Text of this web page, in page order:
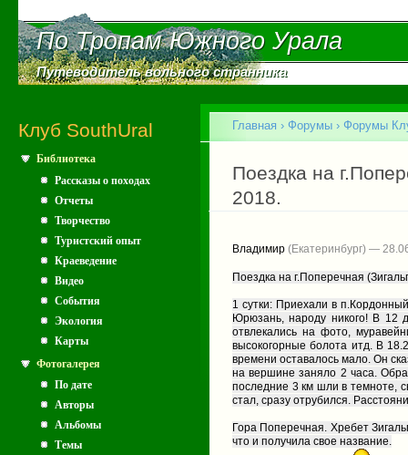
По Тропам Южного Урала
По Тропам Южного Урала
Путеводитель вольного странника
Путеводитель вольного странника
Клуб SouthUral
Библиотека
Рассказы о походах
Отчеты
Творчество
Туристский опыт
Краеведение
Видео
События
Экология
Карты
Фотогалерея
По дате
Авторы
Альбомы
Темы
Вы здесь
Главная › Форумы › Форумы
Поездка на
2018.
Владимир (Екатеринбург) —
Поездка на г.Поперечная
1 cутки: Приехали в
Юрюзань, народу никого! В 12
отвлекались на фото,
высокогорные болота итд. В
времени оставалось мало. Он
на вершине заняло 2 часа.
последние 3 км шли в темноте,
стал, сразу отрубился.
Гора Поперечная. Хребет
что и получила свое название.